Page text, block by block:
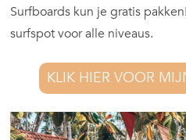
Surfboards kun je gratis pakken!
surfspot voor alle niveaus.
KLIK HIER VOOR